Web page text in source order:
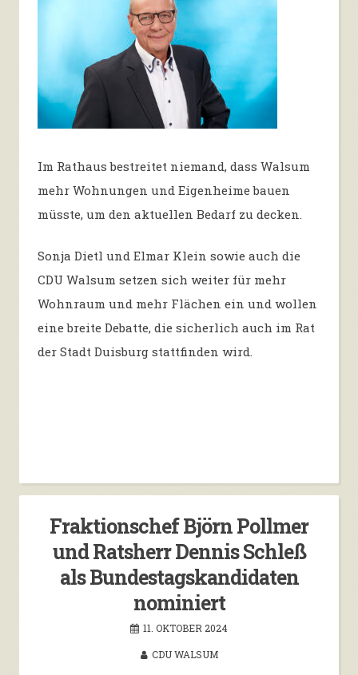
Im Rathaus bestreitet niemand, dass Walsum
mehr Wohnungen und Eigenheime bauen
müsste, um den aktuellen Bedarf zu decken.
Sonja Dietl und Elmar Klein sowie auch die
CDU Walsum setzen sich weiter für mehr
Wohnraum und mehr Flächen ein und wollen
eine breite Debatte, die sicherlich auch im Rat
der Stadt Duisburg stattfinden wird.
Fraktionschef Björn Pollmer
und Ratsherr Dennis Schleß
als Bundestagskandidaten
nominiert
11. OKTOBER 2024
CDU WALSUM